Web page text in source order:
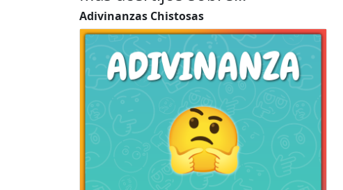
Adivinanzas Chistosas